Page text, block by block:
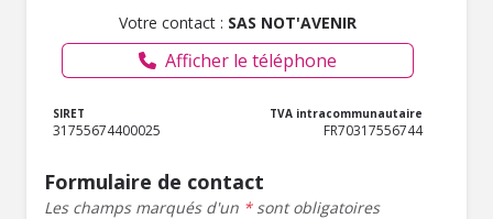
Votre contact : SAS NOT'AVENIR
Afficher le téléphone
SIRET
31755674400025
TVA intracommunautaire
FR70317556744
Formulaire de contact
Les champs marqués d'un *sont obligatoires